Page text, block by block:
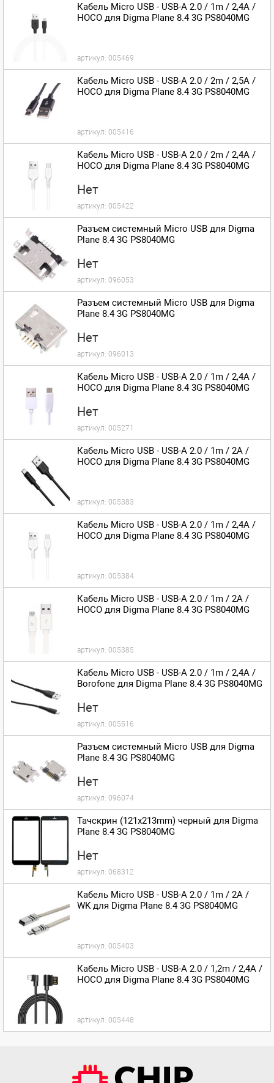
Кабель Micro USB - USB-A 2.0 / 1m / 2,4A /
HOCO для Digma Plane 8.4 3G PS8040MG
артикул: 005469
Кабель Micro USB - USB-A 2.0 / 2m / 2,5A /
HOCO для Digma Plane 8.4 3G PS8040MG
артикул: 005416
Кабель Micro USB - USB-A 2.0 / 2m / 2,4A /
HOCO для Digma Plane 8.4 3G PS8040MG
Нет
артикул: 005422
Разъем системный Micro USB для Digma
Plane 8.4 3G PS8040MG
Нет
артикул: 096053
Разъем системный Micro USB для Digma
Plane 8.4 3G PS8040MG
Нет
артикул: 096013
Кабель Micro USB - USB-A 2.0 / 1m / 2,4A /
HOCO для Digma Plane 8.4 3G PS8040MG
Нет
артикул: 005271
Кабель Micro USB - USB-A 2.0 / 1m / 2A /
HOCO для Digma Plane 8.4 3G PS8040MG
артикул: 005383
Кабель Micro USB - USB-A 2.0 / 1m / 2,4A /
HOCO для Digma Plane 8.4 3G PS8040MG
артикул: 005384
Кабель Micro USB - USB-A 2.0 / 1m / 2A /
HOCO для Digma Plane 8.4 3G PS8040MG
артикул: 005385
Кабель Micro USB - USB-A 2.0 / 1m / 2,4A /
Borofone для Digma Plane 8.4 3G PS8040MG
Нет
артикул: 005516
Разъем системный Micro USB для Digma
Plane 8.4 3G PS8040MG
Нет
артикул: 096074
Тачскрин (121x213mm) черный для Digma
Plane 8.4 3G PS8040MG
Нет
артикул: 068312
Кабель Micro USB - USB-A 2.0 / 1m / 2A /
WK для Digma Plane 8.4 3G PS8040MG
артикул: 005403
Кабель Micro USB - USB-A 2.0 / 1,2m / 2,4A /
HOCO для Digma Plane 8.4 3G PS8040MG
артикул: 005448